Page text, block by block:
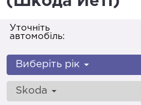
Уточніть
автомобіль:
Виберіть рік
Skoda